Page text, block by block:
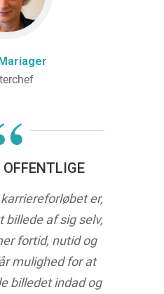
er,
billede af sig selv,
fortid, nutid og
mulighed for at
billedet indad og